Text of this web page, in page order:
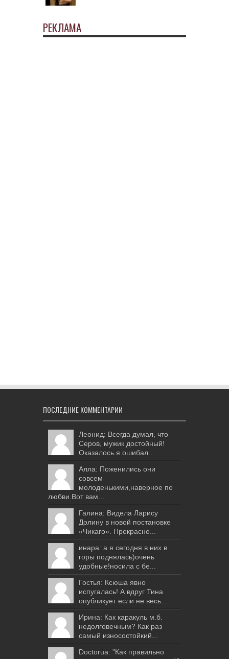
РЕКЛАМА
ПОСЛЕДНИЕ КОММЕНТАРИИ
Леонид: Всегда думал, что
Серов, мужик достойный!
Оказалось я ошибал...
Алла: Поженились они
совсем
молоденькими,наверное по
любви.Вот вам...
Галина: Видела Ларису
Долину в новой постановке
«Чикаго». Прекрасно...
инара: а я сегодня в них в
горы поднялась)очень
удобные!носила с бе...
Гостья: Ксюша явно
испугалась! А вдруг Тина
опубликует если не весь...
Ирина: Как каракуль м.б.
недолговечным? Как раз
самый износостойкий...
Doctorua: "Как правильно